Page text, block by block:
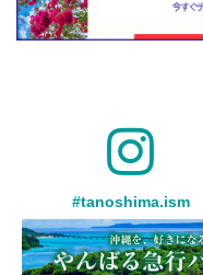
#tanoshima.ism